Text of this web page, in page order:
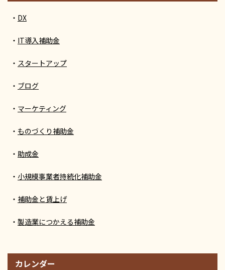
DX
IT導入補助金
スタートアップ
ブログ
マーケティング
ものづくり補助金
助成金
小規模事業者持続化補助金
補助金と賃上げ
製造業につかえる補助金
カレンダー